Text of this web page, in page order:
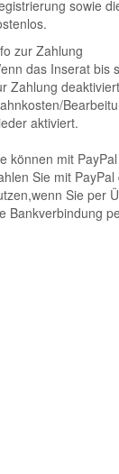
sowie
zur Zahlung
das Inserat bis
Zahlung
aktiviert.
können mit
Sie mit
Sie per
Bankverbindung